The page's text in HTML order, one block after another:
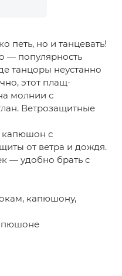
петь, но и танцевать!
— популярность
танцоры неустанно
этот плащ-
молнии с
Ветрозащитные
капюшон с
от ветра и дождя.
— удобно брать с
капюшону,